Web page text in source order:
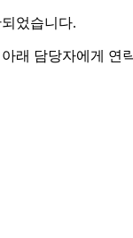
었습니다.
래 담당자에게 연